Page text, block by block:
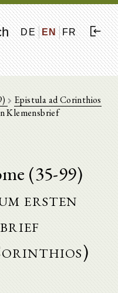
DE EN FR
Epistula ad Corinthios
Klemensbrief
(35-99)
ersten